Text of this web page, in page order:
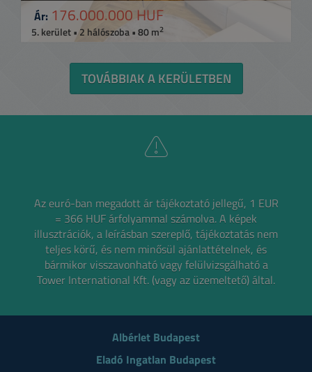
Ár: 176.000.000 HUF
5. kerület • 2 hálószoba • 80 m2
TOVÁBBIAK A KERÜLETBEN
Az euró-ban megadott ár tájékoztató jellegű, 1 EUR
= 366 HUF árfolyammal számolva.A képek
illusztrációk, a leírásban szereplő, tájékoztatás nem
teljes körű, és nem minősül ajánlattételnek, és
bármikor visszavonható vagy felülvizsgálható a
Tower International Kft. (vagy az üzemeltető) által.
Albérlet Budapest
Eladó Ingatlan Budapest